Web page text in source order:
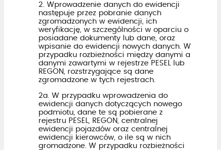
2. Wprowadzenie danych do ewidencji
następuje przez pobranie danych
zgromadzonych w ewidencji, ich
weryfikację, w szczególności w oparciu o
posiadane dokumenty lub dane, oraz
wpisanie do ewidencji nowych danych. W
przypadku rozbieżności między danymi a
danymi zawartymi w rejestrze PESEL lub
REGON, rozstrzygające są dane
zgromadzone w tych rejestrach.
2a. W przypadku wprowadzenia do
ewidencji danych dotyczących nowego
podmiotu, dane te są pobierane z
rejestru PESEL, REGON, centralnej
ewidencji pojazdów oraz centralnej
ewidencji kierowców, o ile są w nich
gromadzone. W przypadku rozbieżności